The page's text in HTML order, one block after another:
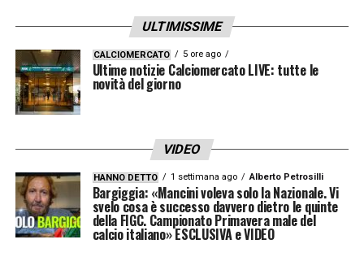
ULTIMISSIME
CALCIOMERCATO 5 ore ago
Ultime notizie Calciomercato LIVE: tutte le
novità del giorno
VIDEO
HANNO DETTO 1 settimana ago Alberto Petrosilli
Bargiggia: «Mancini voleva solo la Nazionale. Vi
svelo cosa è successo davvero dietro le quinte
della FIGC. Campionato Primavera male del
calcio italiano» ESCLUSIVA e VIDEO